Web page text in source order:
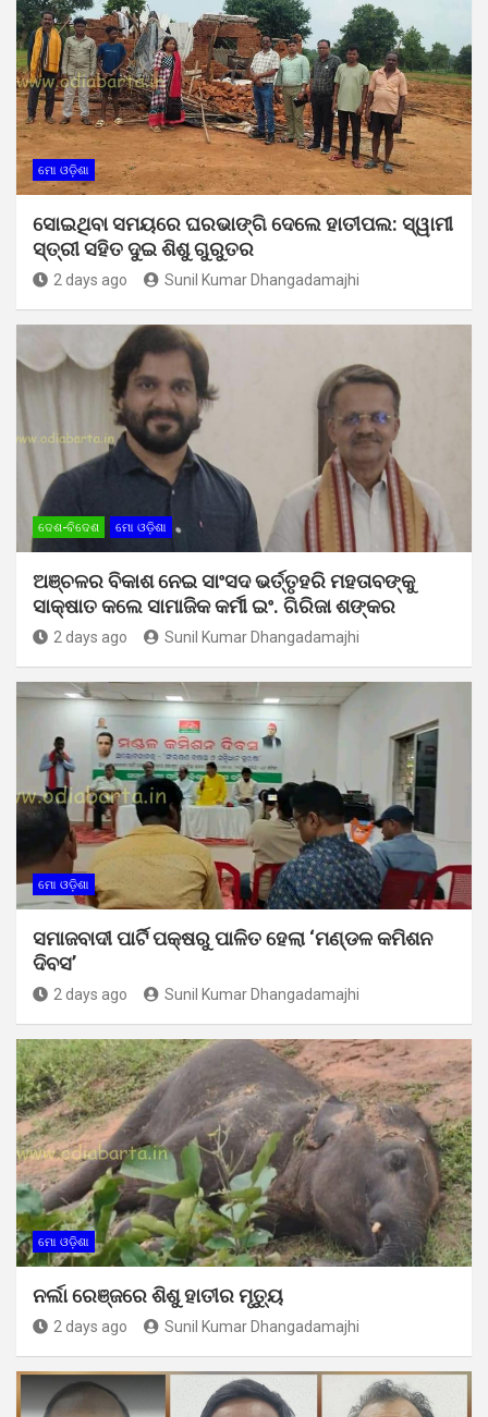
ମୋ ଓଡ଼ିଶା
ସୋଇଥିବା ସମୟରେ ଘରଭାଙ୍ଗି ଦେଲେ ହାତୀପଲ: ସ୍ୱାମୀ
ସ୍ତ୍ରୀ ସହିତ ଦୁଇ ଶିଶୁ ଗୁରୁତର
2 days ago Sunil Kumar Dhangadamajhi
ଦେଶ-ବିଦେଶ ମୋ ଓଡ଼ିଶା
ଅଞ୍ଚଳର ବିକାଶ ନେଇ ସାଂସଦ ଭର୍ତ୍ତୃହରି ମହତାବଙ୍କୁ
ସାକ୍ଷାତ କଲେ ସାମାଜିକ କର୍ମୀ ଇଂ. ଗିରିଜା ଶଙ୍କର
2 days ago Sunil Kumar Dhangadamajhi
ମୋ ଓଡ଼ିଶା
ସମାଜବାଦୀ ପାର୍ଟି ପକ୍ଷରୁ ପାଳିତ ହେଲା ‘ମଣ୍ଡଳ କମିଶନ
ଦିବସ’
2 days ago Sunil Kumar Dhangadamajhi
ମୋ ଓଡ଼ିଶା
ନର୍ଲା ରେଞ୍ଜରେ ଶିଶୁ ହାତୀର ମୃତ୍ୟୁ
2 days ago Sunil Kumar Dhangadamajhi